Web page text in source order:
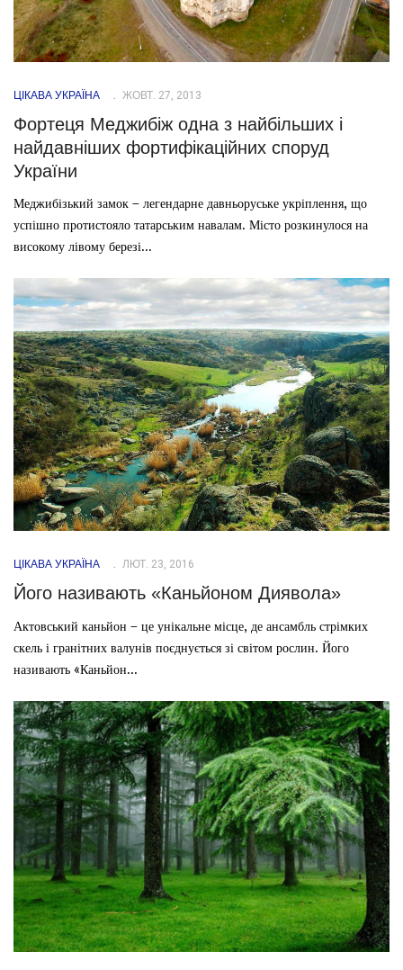
ЦІКАВА УКРАЇНА ЖОВТ. 27, 2013
Фортеця Меджибіж одна з найбільших і
найдавніших фортифікаційних споруд
України
Меджибізький замок – легендарне давньоруське укріплення, що
успішно протистояло татарським навалам. Місто розкинулося на
високому лівому березі...
ЦІКАВА УКРАЇНА ЛЮТ. 23, 2016
Його називають «Каньйоном Диявола»
Актовський каньйон – це унікальне місце, де ансамбль стрімких
скель і гранітних валунів поєднується зі світом рослин. Його
називають «Каньйон...